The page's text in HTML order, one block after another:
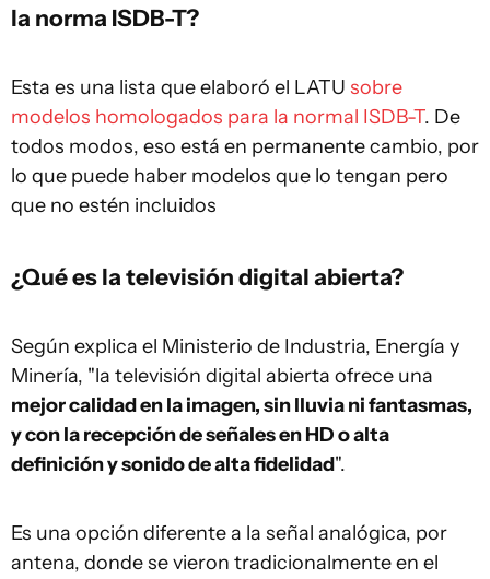
la norma ISDB-T?
Esta es una lista que elaboró el LATU sobre
modelos homologados para la normal ISDB-T. De
todos modos, eso está en permanente cambio, por
lo que puede haber modelos que lo tengan pero
que no estén incluidos
¿Qué es la televisión digital abierta?
Según explica el Ministerio de Industria, Energía y
Minería, "la televisión digital abierta ofrece una
mejor calidad en la imagen, sin lluvia ni fantasmas,
y con la recepción de señales en HD o alta
definición y sonido de alta fidelidad".
Es una opción diferente a la señal analógica, por
antena, donde se vieron tradicionalmente en el